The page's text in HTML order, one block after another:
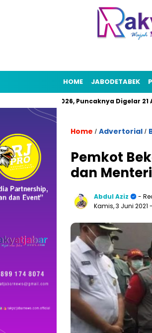
HOME JABODETABEK
HUT RI 2026, Puncaknya Digelar 21
Home / Advertorial /
Pemkot
dan Menteri
Abdul Aziz
-
Kamis, 3 Juni 2021